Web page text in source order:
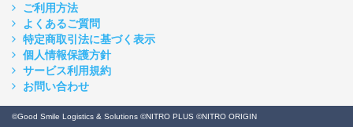
ご利用方法
よくあるご質問
特定商取引法に基づく表示
個人情報保護方針
サービス利用規約
お問い合わせ
©Good Smile Logistics & Solutions ©NITRO PLUS ©NITRO ORIGIN